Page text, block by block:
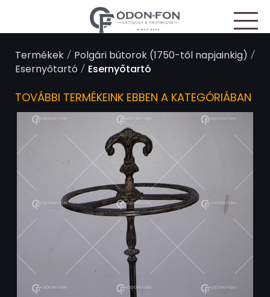
Termékek/ Polgári bútorok (1750-től napjainkig) /
Esernyőtartó / Esernyőtartó
TOVÁBBI TERMÉKEINK EBBEN A KATEGÓRIÁBAN